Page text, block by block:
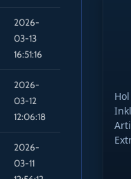
2026-
03-13
16:51:16
2026-
03-12
12:06:18
2026-
03-11